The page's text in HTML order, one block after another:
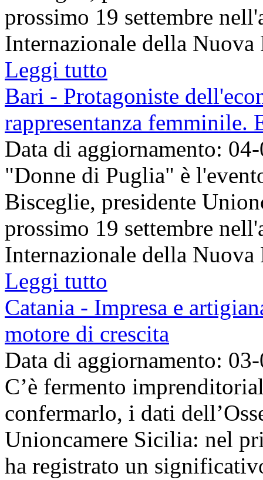
prossimo 19 settembre
Internazionale della
Leggi tutto
Bari - Protagoniste
rappresentanza femminile.
Data di aggiornamento:
"Donne di Puglia" è
Bisceglie, presidente
prossimo 19 settembre
Internazionale della
Leggi tutto
Catania - Impresa e
motore di crescita
Data di aggiornamento:
C’è fermento
confermarlo, i dati
Unioncamere Sicilia: nel
ha registrato un